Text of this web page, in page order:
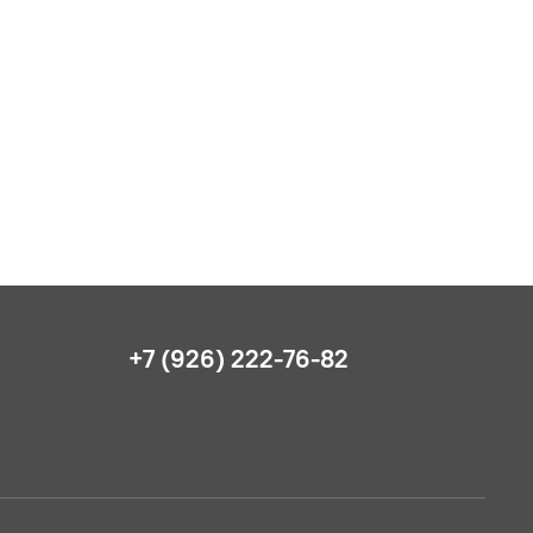
+7 (926) 222-76-82